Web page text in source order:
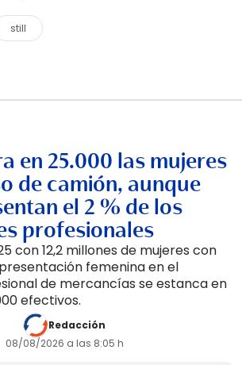
still
en 25.000 las mujeres
de camión, aunque
el 2 % de los
profesionales
con 12,2 millones de mujeres con
femenina en el
de mercancías se estanca en
efectivos.
Redacción
08/08/2026 a las 8:05 h